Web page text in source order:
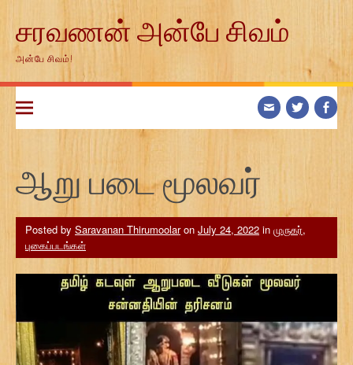
contentசரவணன் அன்பே சிவம்
அன்பே சிவம்!
ஆறு படை மூலவர்
Posted by Saravanan Thirumoolaron July 24, 2022 in முருகர்,
புகைப்படங்கள்